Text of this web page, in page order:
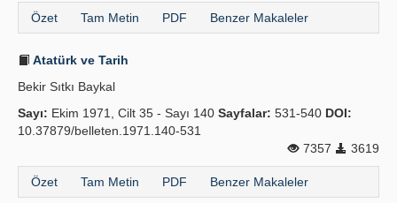
Özet Tam Metin PDF Benzer Makaleler
Atatürk ve Tarih
Bekir Sıtkı Baykal
Sayı: Ekim 1971, Cilt 35 - Sayı 140 Sayfalar: 531-540 DOI:
10.37879/belleten.1971.140-531
7357
3619
Özet Tam Metin PDF Benzer Makaleler